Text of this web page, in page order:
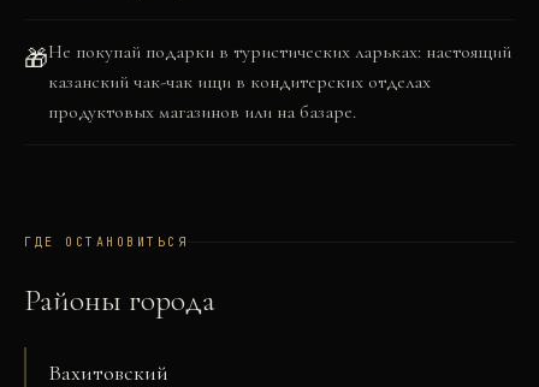
🎁Не покупай подарки в туристических ларьках: настоящий
казанский чак-чак ищи в кондитерских отделах
продуктовых магазинов или на базаре.
ГДЕ ОСТАНОВИТЬСЯ
Районы города
Вахитовский